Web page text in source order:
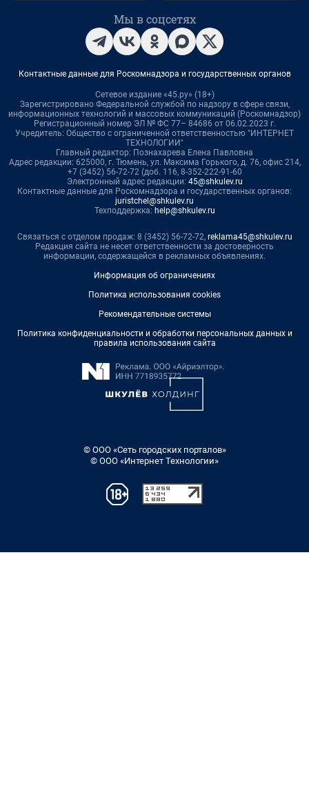
Мы в соцсетях
Контактные данные для Роскомнадзора и государственных органов
Сетевое издание «45.ру» (18+)
Зарегистрировано Федеральной службой по надзору в сфере связи,
информационных технологий и массовых коммуникаций (Роскомнадзор)
Регистрационный номер ЭЛ № ФС 77– 84686 от 06.02.2023 г.
Учредитель: Общество с ограниченной ответственностью "ИНТЕРНЕТ
ТЕХНОЛОГИИ"
Главный редактор: Познахарева Елена Павловна
Адрес редакции: 625000, г. Тюмень, ул. Максима Горького, д. 76, офис 214,
+7 (3452) 56-72-72 (доб. 116, 8-352-222-91-60
Электронный адрес редакции: 45@shkulev.ru
Контактные данные для Роскомнадзора и государственных органов:
juristchel@shkulev.ru
Техподдержка: help@shkulev.ru
Связаться с отделом продаж: 8 (3452) 56-72-72, reklama45@shkulev.ru
Редакция сайта не несет ответственности за достоверность
информации, содержащейся в рекламных объявлениях.
Информация об ограничениях
Политика использования cookies
Рекомендательные системы
Политика конфиденциальности и обработки персональных данных и
правила использования сайта
© ООО «Сеть городских порталов»
© ООО «Интернет Технологии»